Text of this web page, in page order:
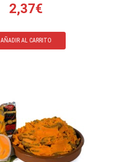
2,37€
AÑADIR AL CARRITO